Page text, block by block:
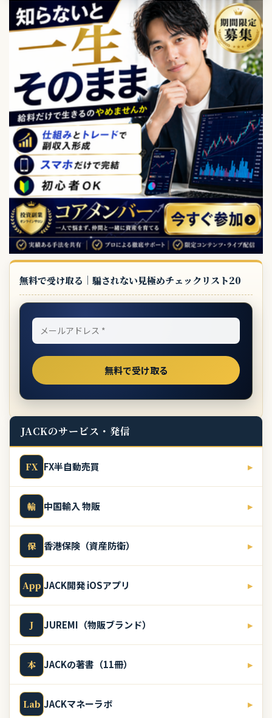
無料で受け取る｜騙されない見極めチェックリスト20
JACKのサービス・発信
FX FX半自動売買 ▸
輸 中国輸入 物販 ▸
保 香港保険（資産防衛） ▸
App JACK開発 iOSアプリ ▸
J JUREMI（物販ブランド） ▸
本 JACKの著書（11冊） ▸
Lab JACKマネーラボ ▸